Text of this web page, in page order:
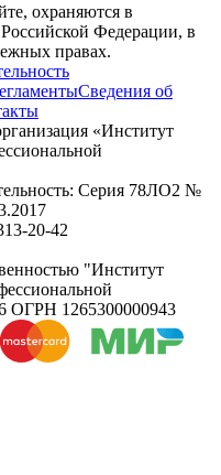
охраняются в
Российской Федерации, в
правах.
Сведения об
«Институт
Серия 78ЛО2 №
20-42
"Институт
ОГРН 1265300000943